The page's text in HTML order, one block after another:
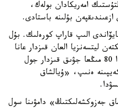
امەريكادان بولەك،
بۇلىنە باستادى.
الىپ قاراپ كورەلىك. بۇل
ليتسەنزيا العان قىزدار عانا
اينالىسا الادى. الايدا، بۇل ارالدا 80 مىڭعا جۋىق قىزدار جول
ەنىپ، «ۇيالشاق
جەزوكشەلىكتىڭ» دامۋىنا سول